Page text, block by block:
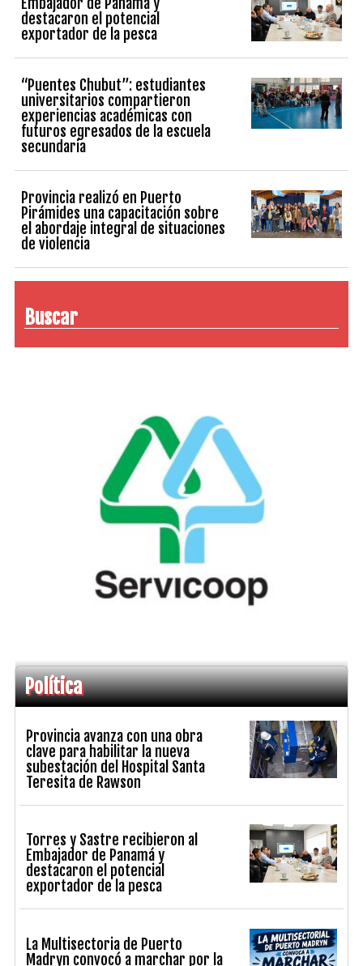
Embajador de Panamá y
destacaron el potencial
exportador de la pesca
“Puentes Chubut”: estudiantes
universitarios compartieron
experiencias académicas con
futuros egresados de la escuela
secundaria
Provincia realizó en Puerto
Pirámides una capacitación sobre
el abordaje integral de situaciones
de violencia
Buscar
Política
Provincia avanza con una obra
clave para habilitar la nueva
subestación del Hospital Santa
Teresita de Rawson
Torres y Sastre recibieron al
Embajador de Panamá y
destacaron el potencial
exportador de la pesca
La Multisectoria de Puerto
Madryn convocó a marchar por la